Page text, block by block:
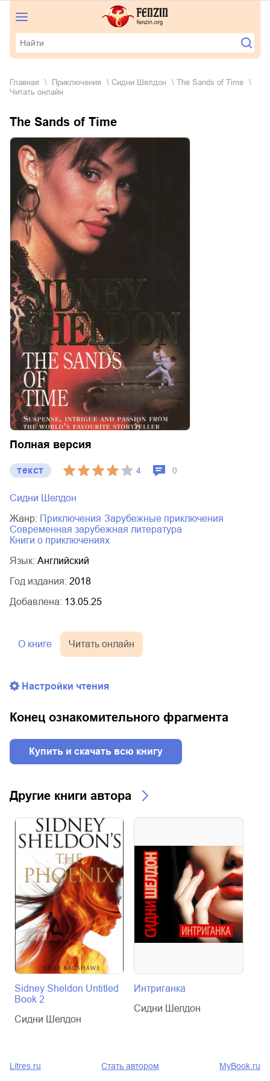
Главная приключения Сидни Шелдон
The Sands of Time
Читать онлайн
The Sands of Time
Полная версия
текст 4 0
Сидни Шелдон
Жанр:
приключения
зарубежные приключения
современная зарубежная литература
книги о приключениях
Язык: Английский
Год издания: 2018
Добавлена: 13.05.25
О книге Читать онлайн
Настройки чтения
Конец ознакомительного фрагмента
Купить и скачать всю книгу
Другие книги автора
Sidney Sheldon Untitled
Book 2
Сидни Шелдон
Интриганка
Сидни Шелдон
Litres.ru Стать автором MyBook.ru